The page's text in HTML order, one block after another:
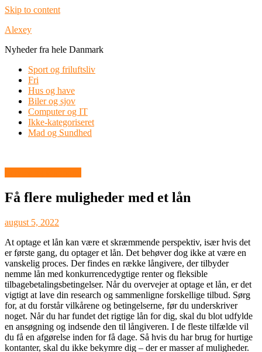
Skip to content
Alexey
Nyheder fra hele Danmark
Sport og friluftsliv
Fri
Hus og have
Biler og sjov
Computer og IT
Ikke-kategoriseret
Mad og Sundhed
Få flere muligheder med et lån
august 5, 2022
At optage et lån kan være et skræmmende perspektiv, især hvis det
er første gang, du optager et lån. Det behøver dog ikke at være en
vanskelig proces. Der findes en række långivere, der tilbyder
nemme lån med konkurrencedygtige renter og fleksible
tilbagebetalingsbetingelser. Når du overvejer at optage et lån, er det
vigtigt at lave din research og sammenligne forskellige tilbud. Sørg
for, at du forstår vilkårene og betingelserne, før du underskriver
noget. Når du har fundet det rigtige lån for dig, skal du blot udfylde
en ansøgning og indsende den til långiveren. I de fleste tilfælde vil
du få en afgørelse inden for få dage. Så hvis du har brug for hurtige
kontanter, skal du ikke bekymre dig – der er masser af muligheder.